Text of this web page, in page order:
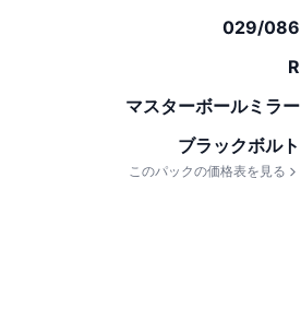
029/086
R
マスターボールミラー
ブラックボルト
このパックの価格表を見る